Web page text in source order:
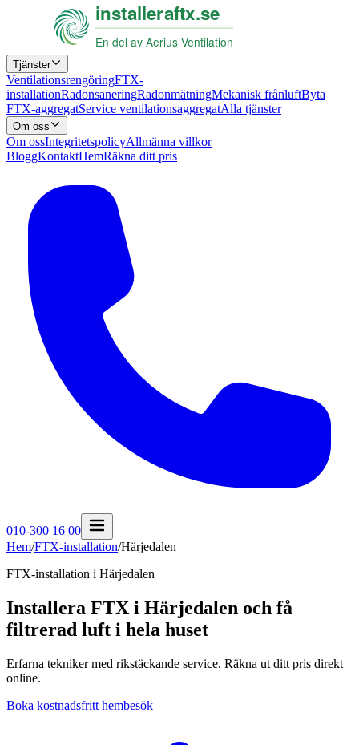
Tjänster
VentilationsrengöringFTX-
installationRadonsaneringRadonmätningMekanisk frånluftByta
FTX-aggregatService ventilationsaggregatAlla tjänster
Om oss
Om ossIntegritetspolicyAllmänna villkor
BloggKontaktHemRäkna ditt pris
010-300 16 00
Hem/FTX-installation/Härjedalen
FTX-installation i Härjedalen
Installera FTX i Härjedalen och få
filtrerad luft i hela huset
Erfarna tekniker med rikstäckande service. Räkna ut ditt pris direkt
online.
Boka kostnadsfritt hembesök